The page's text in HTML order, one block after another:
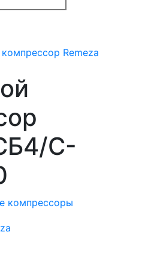
C-
компрессоры